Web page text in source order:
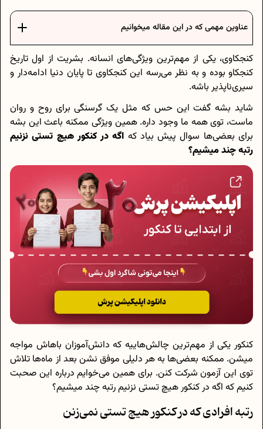
عناوین مهمی که در این مقاله میخوانیم
کنجکاوی، یکی از مهم‌ترین ویژگی‌های انسانه. بشریت از اول تاریخ
کنجکاو بوده و به نظر می‌رسه این کنجکاوی تا پایان دنیا ادامه‌دار و
سیری‌ناپذیر باشه.
شاید بشه گفت این حس که مثل یک گرسنگی برای روح و روان
ماست، توی همه ما وجود داره. همین ویژگی ممکنه باعث این بشه
برای بعضی‌ها سوال پیش بیاد که اگه در کنکور هیچ تستی نزنیم
رتبه چند میشیم؟
کنکور یکی از مهم‌ترین چالش‌هاییه که دانش‌آموزان باهاش مواجه
میشن. ممکنه بعضی‌ها به هر دلیلی موفق نشن بعد از ماه‌ها تلاش
توی این آزمون شرکت کنن. برای همین می‌خوایم درباره این صحبت
کنیم که اگه در کنکور هیچ تستی نزنیم رتبه چند میشیم؟
رتبه افرادی که در کنکور هیچ تستی نمی‌زنن